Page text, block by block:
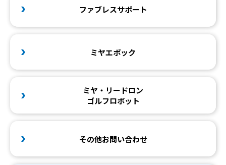
ファブレスサポート
ミヤエポック
ミヤ・リードロン
ゴルフロボット
その他お問い合わせ